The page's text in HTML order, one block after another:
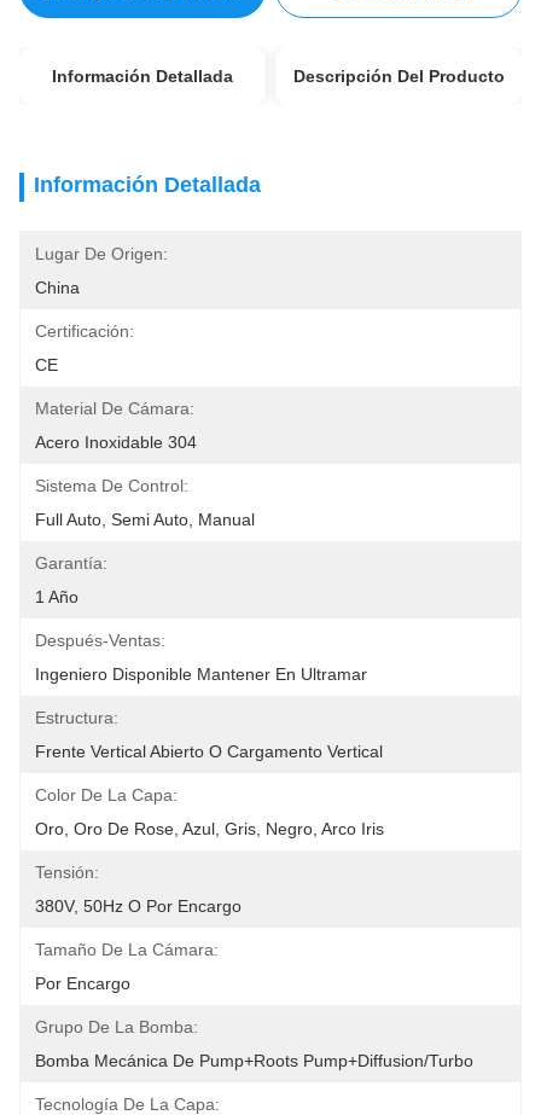
Información Detallada Descripción Del Producto
Información Detallada
Lugar De Origen:
China
Certificación:
CE
Material De Cámara:
Acero Inoxidable 304
Sistema De Control:
Full Auto, Semi Auto, Manual
Garantía:
1 Año
Después-Ventas:
Ingeniero Disponible Mantener En Ultramar
Estructura:
Frente Vertical Abierto O Cargamento Vertical
Color De La Capa:
Oro, Oro De Rose, Azul, Gris, Negro, Arco Iris
Tensión:
380V, 50Hz O Por Encargo
Tamaño De La Cámara:
Por Encargo
Grupo De La Bomba:
Bomba Mecánica De Pump+Roots Pump+Diffusion/Turbo
Tecnología De La Capa: